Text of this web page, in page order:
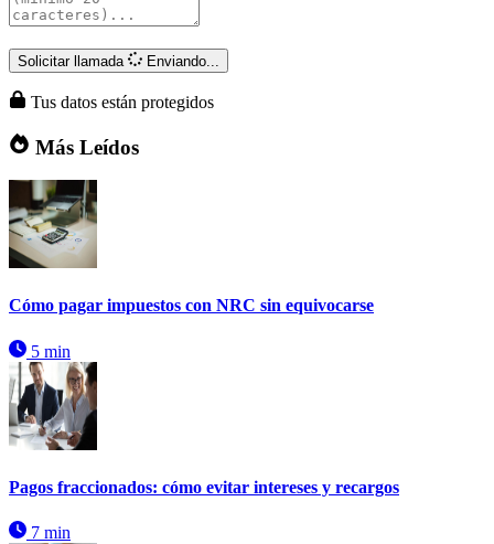
Solicitar llamada Enviando...
Tus datos están protegidos
Más Leídos
Cómo pagar impuestos con NRC sin equivocarse
5 min
Pagos fraccionados: cómo evitar intereses y recargos
7 min